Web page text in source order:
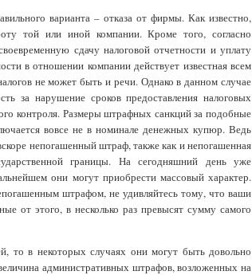
варианта – отказа от фирмы. Как известно,
той или иной компании. Кроме того, согласно
сдачу налоговой отчетности и уплату
в отношении компании действует известная всем
не может быть и речи. Однако в данном случае
за нарушение сроков предоставления налоговых
контроля. Размеры штрафных санкций за подобные
вовсе не в номинале денежных купюр. Ведь
непогашенный штраф, также как и непогашенная
границы. На сегодняшний день уже
они могут приобрести массовый характер.
штрафом, не удивляйтесь тому, что ваши
от этого, в несколько раз превысят сумму самого
то в некоторых случаях они могут быть довольно
административных штрафов, возложенных на